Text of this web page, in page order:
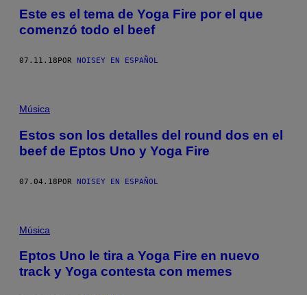
Este es el tema de Yoga Fire por el que
comenzó todo el beef
07.11.18 POR NOISEY EN ESPAÑOL
Música
Estos son los detalles del round dos en el
beef de Eptos Uno y Yoga Fire
07.04.18POR NOISEY EN ESPAÑOL
Música
Eptos Uno le tira a Yoga Fire en nuevo
track y Yoga contesta con memes